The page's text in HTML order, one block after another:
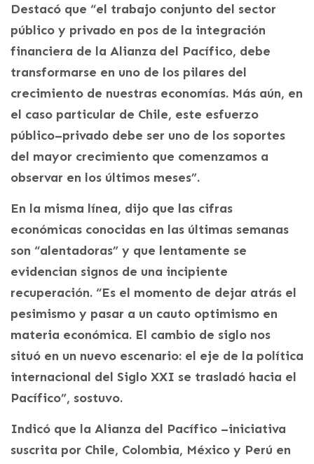
Destacó que “el trabajo conjunto del sector
público y privado en pos de la integración
financiera de la Alianza del Pacífico, debe
transformarse en uno de los pilares del
crecimiento de nuestras economías. Más aún, en
el caso particular de Chile, este esfuerzo
público–privado debe ser uno de los soportes
del mayor crecimiento que comenzamos a
observar en los últimos meses”.
En la misma línea, dijo que las cifras
económicas conocidas en las últimas semanas
son “alentadoras” y que lentamente se
evidencian signos de una incipiente
recuperación. “Es el momento de dejar atrás el
pesimismo y pasar a un cauto optimismo en
materia económica. El cambio de siglo nos
situó en un nuevo escenario: el eje de la política
internacional del Siglo XXI se trasladó hacia el
Pacífico”, sostuvo.
Indicó que la Alianza del Pacífico –iniciativa
suscrita por Chile, Colombia, México y Perú en